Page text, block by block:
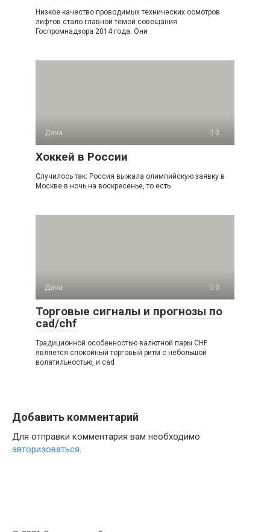
Низкое качество проводимых технических осмотров
лифтов стало главной темой совещания
Госпромнадзора 2014 года. Они
Дача 0
Хоккей в России
Случилось так: Россия выжала олимпийскую заявку в
Москве в ночь на воскресенье, то есть
Дача 0
Торговые сигналы и прогнозы по
cad/chf
Традиционной особенностью валютной пары CHF
является спокойный торговый ритм с небольшой
волатильностью, и cad
Добавить комментарий
Для отправки комментария вам необходимо
авторизоваться.